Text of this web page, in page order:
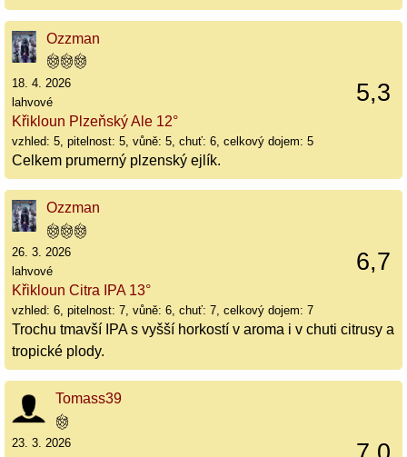
Ozzman
5,3
18. 4. 2026
lahvové
Křikloun Plzeňský Ale 12°
vzhled: 5, pitelnost: 5, vůně: 5, chuť: 6, celkový dojem: 5
Celkem prumerný plzenský ejlík.
Ozzman
6,7
26. 3. 2026
lahvové
Křikloun Citra IPA 13°
vzhled: 6, pitelnost: 7, vůně: 6, chuť: 7, celkový dojem: 7
Trochu tmavší IPA s vyšší horkostí v aroma i v chuti citrusy a
tropické plody.
Tomass39
23. 3. 2026